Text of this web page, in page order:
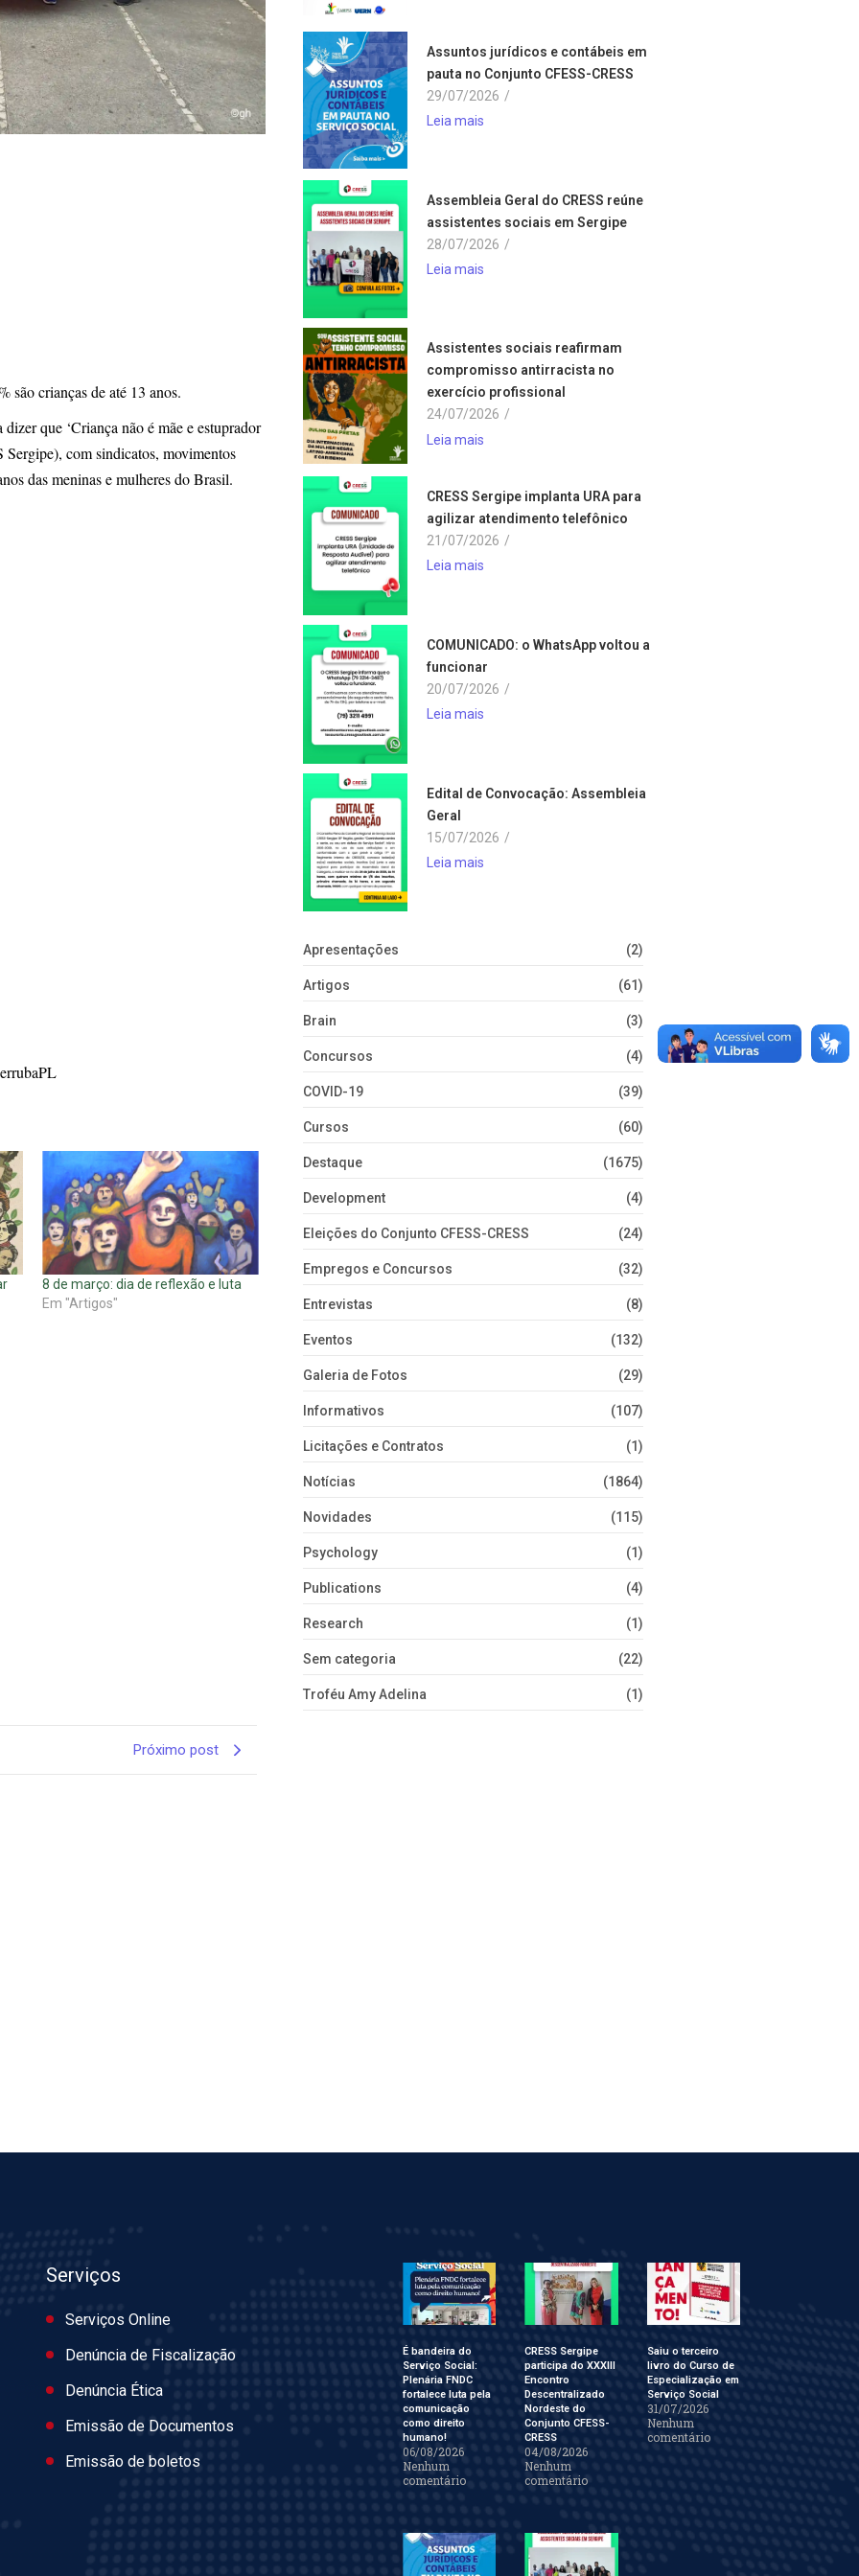
são crianças de até 13 anos.
que ‘Criança não é mãe e estuprador
com sindicatos, movimentos
das meninas e mulheres do Brasil.
8 de março: dia de reflexão e luta
Em "Artigos"
Assuntos jurídicos e contábeis em
pauta no Conjunto CFESS-CRESS
29/07/2026 /
Leia mais
Assembleia Geral do CRESS reúne
assistentes sociais em Sergipe
28/07/2026 /
Leia mais
Assistentes sociais reafirmam
compromisso antirracista no
exercício profissional
24/07/2026 /
Leia mais
CRESS Sergipe implanta URA para
agilizar atendimento telefônico
21/07/2026 /
Leia mais
COMUNICADO: o WhatsApp voltou a
funcionar
20/07/2026 /
Leia mais
Edital de Convocação: Assembleia
Geral
15/07/2026 /
Leia mais
Apresentações (2)
Artigos (61)
Brain (3)
Concursos (4)
COVID-19 (39)
Cursos (60)
Destaque (1675)
Development (4)
Eleições do Conjunto CFESS-CRESS (24)
Empregos e Concursos (32)
Entrevistas (8)
Eventos (132)
Galeria de Fotos (29)
Informativos (107)
Licitações e Contratos (1)
Notícias (1864)
Novidades (115)
Psychology (1)
Publications (4)
Research (1)
Sem categoria (22)
Troféu Amy Adelina (1)
Próximo post
Serviços
Serviços Online
Denúncia de Fiscalização
Denúncia Ética
Emissão de Documentos
Emissão de boletos
É bandeira do
Serviço Social:
Plenária FNDC
fortalece luta pela
comunicação
como direito
humano!
06/08/2026
Nenhum
comentário
CRESS Sergipe
participa do XXXIII
Encontro
Descentralizado
Nordeste do
Conjunto CFESS-
CRESS
04/08/2026
Nenhum
comentário
Saiu o terceiro
livro do Curso de
Especialização em
Serviço Social
31/07/2026
Nenhum
comentário